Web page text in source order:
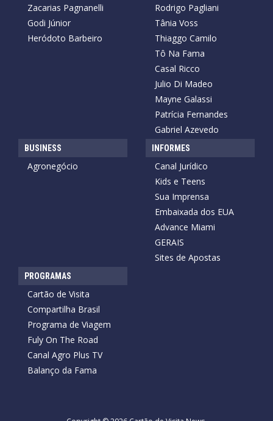
Zacarias Pagnanelli
Godi Júnior
Heródoto Barbeiro
Rodrigo Pagliani
Tânia Voss
Thiaggo Camilo
Tô Na Fama
Casal Ricco
Julio Di Madeo
Mayne Galassi
Patrícia Fernandes
Gabriel Azevedo
BUSINESS
Agronegócio
INFORMES
Canal Jurídico
Kids e Teens
Sua Imprensa
Embaixada dos EUA
Advance Miami
GERAIS
Sites de Apostas
PROGRAMAS
Cartão de Visita
Compartilha Brasil
Programa de Viagem
Fuly On The Road
Canal Agro Plus TV
Balanço da Fama